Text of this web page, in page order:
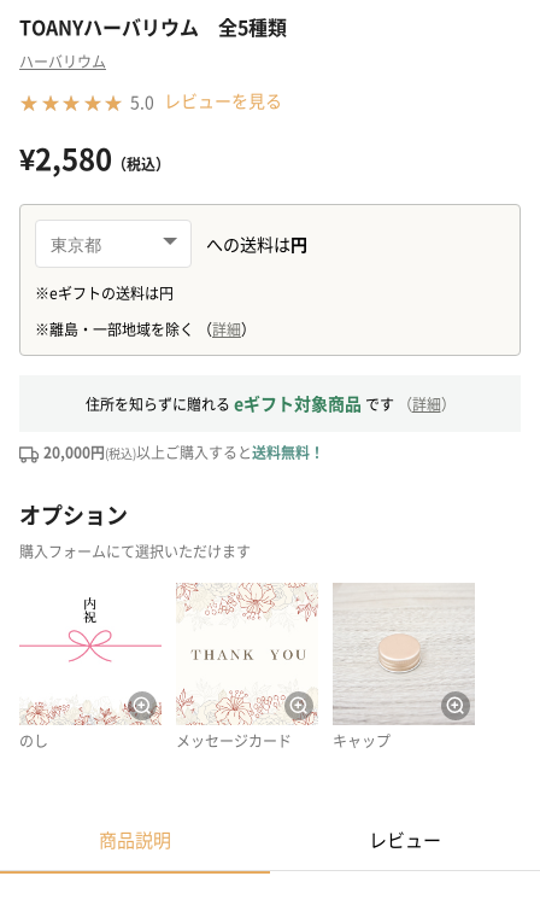
TOANYハーバリウム 全5種類
ハーバリウム
5.0 レビューを見る
¥2,580 （税込）
住所を知らずに贈れる eギフト対象商品 です （詳細）
20,000円(税込)以上ご購入すると送料無料！
オプション
購入フォームにて選択いただけます
のし メッセージカード キャップ
商品説明 レビュー